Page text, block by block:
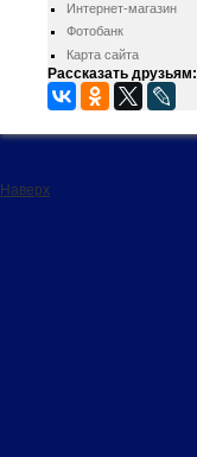
Интернет-магазин
Фотобанк
Карта сайта
Рассказать друзьям:
Наверх